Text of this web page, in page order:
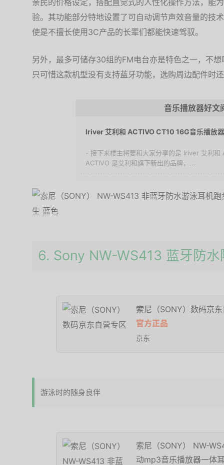
亲民的价格设定，搭配直觉式的人性化操作方法，能
验。其功能部分特地设置了可自动调节声效音量的技
使是不擅长使用3C产品的长辈们都能快速驾驭。
另外，最多可储存30组的FM电台亦是特色之一，不
只可惜这款机型没有支持蓝牙功能，选购周边配件时
音乐播放器好文
Iriver 艾利和 ACTIVO CT10 16G音乐播放
- 接下来楼主将要和大家分享的是 Iriver 艾利和
ACTIVO 是艾利和旗下新出的品牌，...
6. Sony NW-WS413 蓝牙防水
索尼（SONY）数码京
官方正品
京东
游泳时的随身良伴
索尼（SONY） NW-
动mp3音乐播放器一体